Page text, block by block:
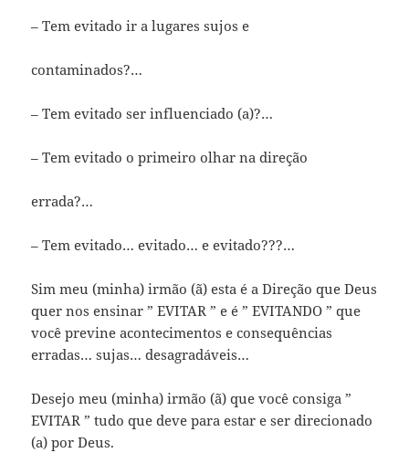
– Tem evitado ir a lugares sujos e
contaminados?…
– Tem evitado ser influenciado (a)?…
– Tem evitado o primeiro olhar na direção
errada?…
– Tem evitado… evitado… e evitado???…
Sim meu (minha) irmão (ã) esta é a Direção que Deus
quer nos ensinar ” EVITAR ” e é ” EVITANDO ” que
você previne acontecimentos e consequências
erradas… sujas… desagradáveis…
Desejo meu (minha) irmão (ã) que você consiga ”
EVITAR ” tudo que deve para estar e ser direcionado
(a) por Deus.